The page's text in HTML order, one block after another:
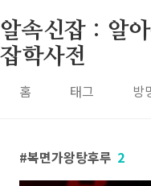
알속신잡 : 알
잡학사전
홈 태그 방
복면가왕탕후루 2